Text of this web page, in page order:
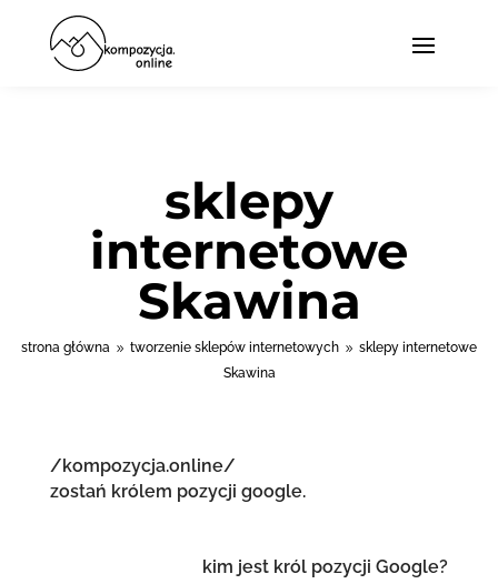
sklepy
internetowe
Skawina
strona główna 9 tworzenie sklepów internetowych 9 sklepy internetowe
Skawina
/kompozycja.online/
zostań królem pozycji google.
kim jest król pozycji Google?